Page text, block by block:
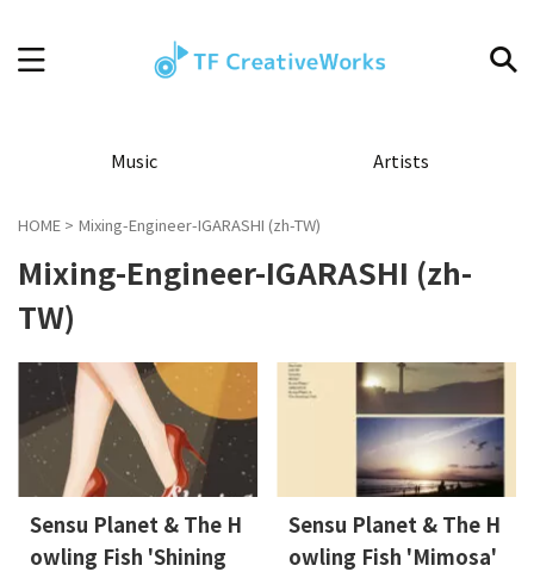
Music Artists
HOME > Mixing-Engineer-IGARASHI (zh-TW)
Mixing-Engineer-IGARASHI (zh-
TW)
Sensu Planet & The H
owling Fish 'Shining
Sensu Planet & The H
owling Fish 'Mimosa'